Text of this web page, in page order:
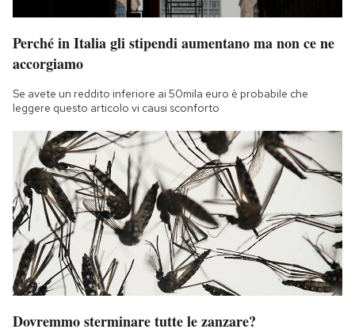
Notifiche mobile
Hai bisogno di aiuto?
Esci
Perché in Italia gli stipendi aumentano ma non ce ne
accorgiamo
Se avete un reddito inferiore ai 50mila euro è probabile che
leggere questo articolo vi causi sconforto
Dovremmo sterminare tutte le zanzare?